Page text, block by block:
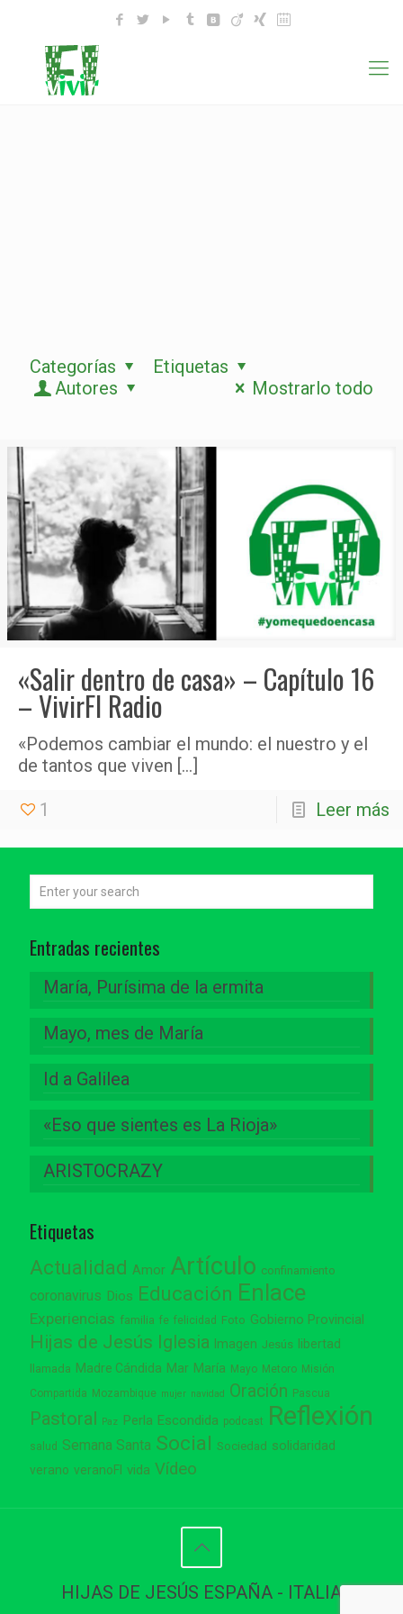
Categorías
Etiquetas
Autores
Mostrarlo todo
«Salir dentro de casa» – Capítulo 16
– VivirFI Radio
«Podemos cambiar el mundo: el nuestro y el
de tantos que viven […]
1 Leer más
Entradas recientes
María, Purísima de la ermita
Mayo, mes de María
Id a Galilea
«Eso que sientes es La Rioja»
ARISTOCRAZY
Etiquetas
Actualidad Amor Artículo confinamiento
coronavirus Dios Educación Enlace
Experiencias familia fe felicidad Foto Gobierno Provincial
Hijas de Jesús Iglesia Imagen Jesús libertad
llamada Madre Cándida Mar María Mayo Metoro Misión
Compartida Mozambique mujer navidad Oración Pascua
Pastoral Paz Perla Escondida podcast Reflexión
salud Semana Santa Social Sociedad solidaridad
verano veranoFI vida Vídeo
HIJAS DE JESÚS ESPAÑA - ITALIA